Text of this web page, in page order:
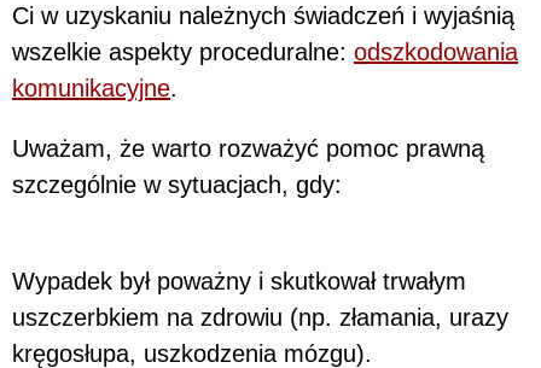
Ci w uzyskaniu należnych świadczeń i wyjaśnią
wszelkie aspekty proceduralne: odszkodowania
komunikacyjne.
Uważam, że warto rozważyć pomoc prawną
szczególnie w sytuacjach, gdy:
Wypadek był poważny i skutkował trwałym
uszczerbkiem na zdrowiu (np. złamania, urazy
kręgosłupa, uszkodzenia mózgu).